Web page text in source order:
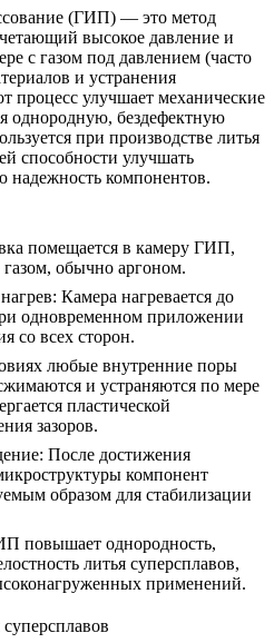
(ГИП) — это метод
высокое давление и
с газом под давлением (часто
и устранения
процесс улучшает механические
однородную, бездефектную
при производстве литья
способности улучшать
надежность компонентов.
помещается в камеру ГИП,
обычно аргоном.
: Камера нагревается до
одновременном приложении
со всех сторон.
любые внутренние поры
и устраняются по мере
пластической
зазоров.
: После достижения
компонент
образом для стабилизации
повышает однородность,
литья суперсплавов,
применений.